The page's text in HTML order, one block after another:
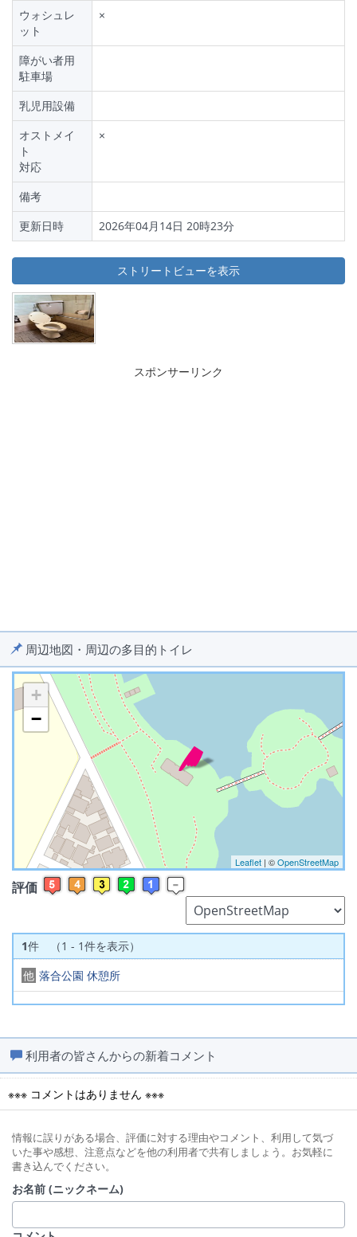
ウォシュレ
ット
×
障がい者用
駐車場
乳児用設備
オストメイ
ト
対応
×
備考
更新日時
2026年04月14日 20時23分
ストリートビューを表示
スポンサーリンク
周辺地図・周辺の多目的トイレ
※ マップを検索、表示中です ※
+
−
Leaflet | ©OpenStreetMap
評価
1件 （1 - 1件を表示）
他 落合公園 休憩所
利用者の皆さんからの新着コメント
※※※ コメントはありません ※※※
情報に誤りがある場合、評価に対する理由やコメント、利用して気づ
いた事や感想、注意点などを他の利用者で共有しましょう。お気軽に
書き込んでください。
お名前 (ニックネーム)